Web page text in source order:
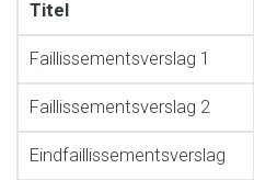
Titel
Faillissementsverslag 1
Faillissementsverslag 2
Eindfaillissementsverslag